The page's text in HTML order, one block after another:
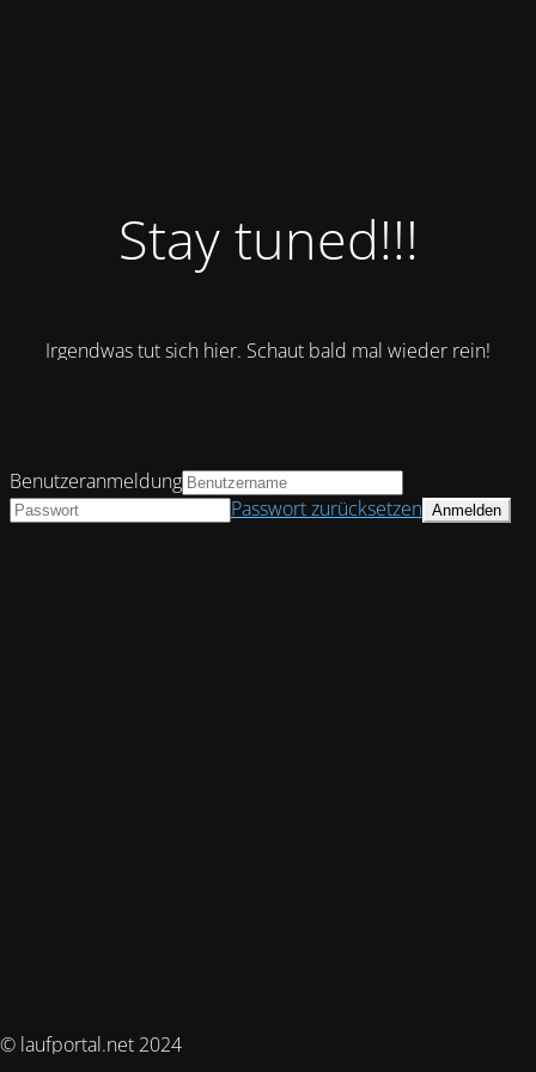
Stay tuned!!!
Irgendwas tut sich hier. Schaut bald mal wieder rein!
© laufportal.net 2024
Benutzeranmeldung
Passwort zurücksetzen